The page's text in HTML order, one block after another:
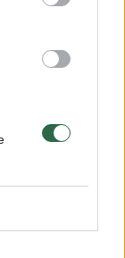
00:00:59
aplinkkelis: